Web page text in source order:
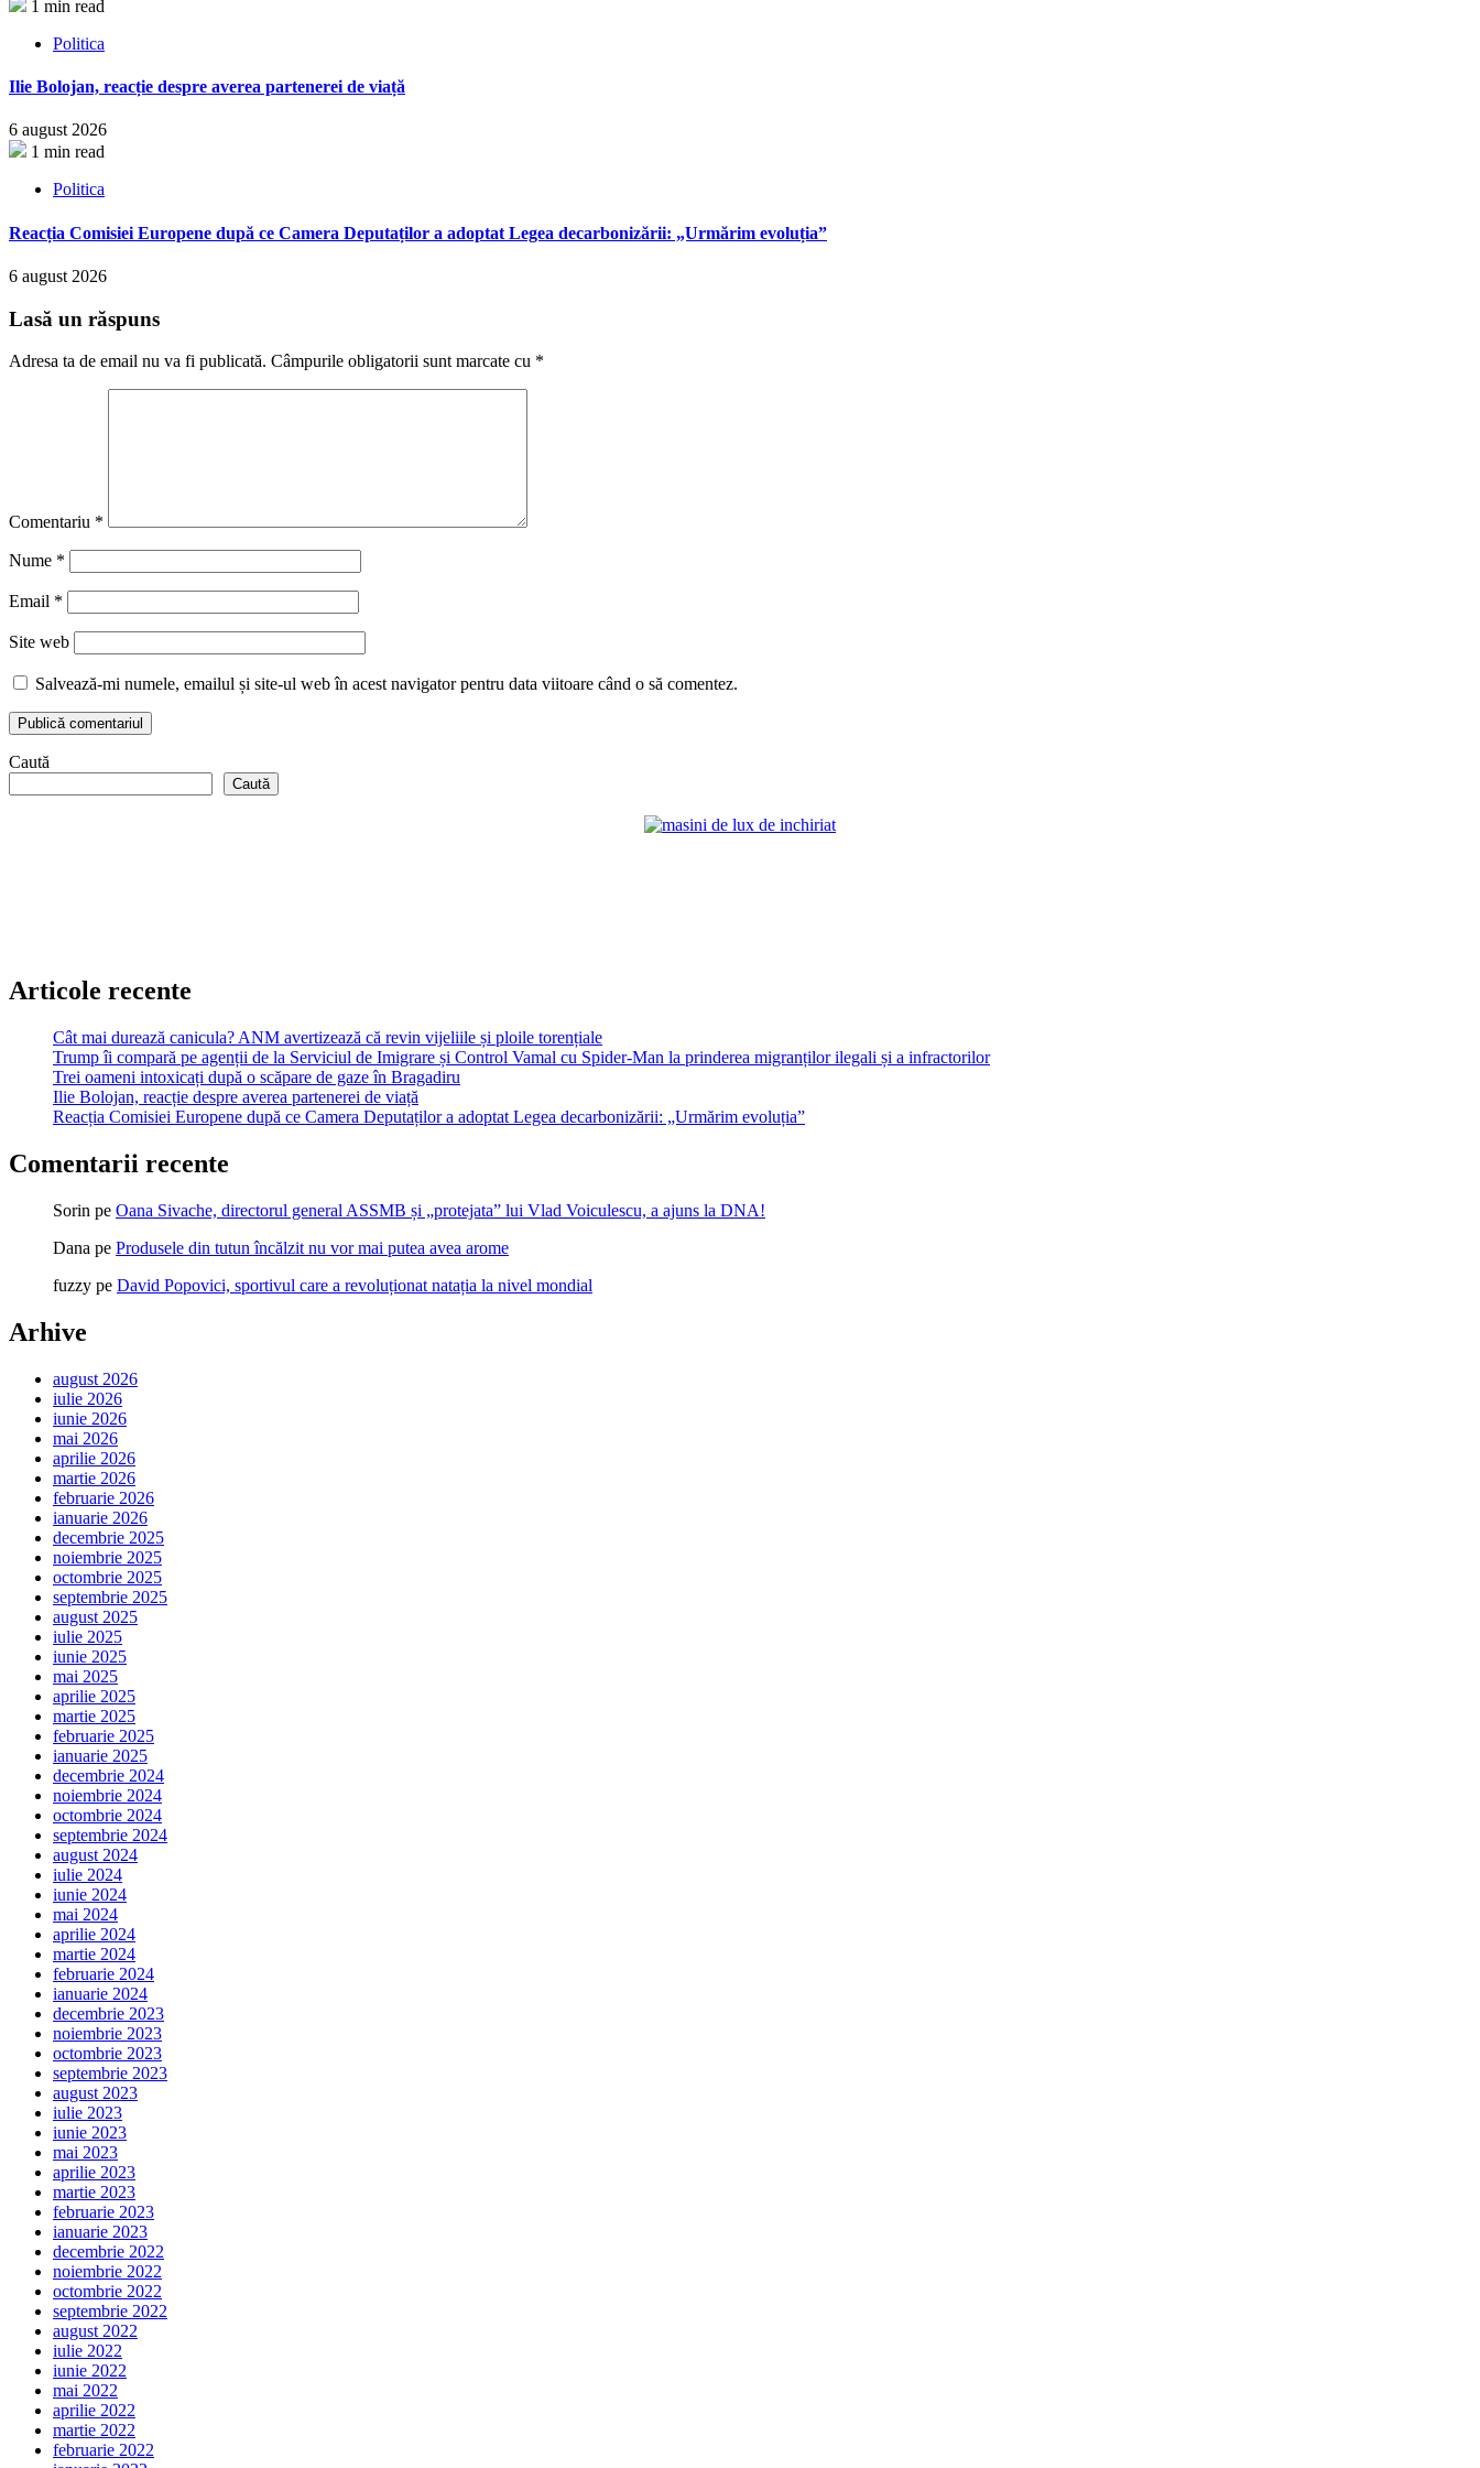
1 min read
Politica
Ilie Bolojan, reacție despre averea partenerei de viață
6 august 2026
1 min read
Politica
Reacția Comisiei Europene după ce Camera Deputaților a adoptat Legea decarbonizării: „Urmărim evoluția”
6 august 2026
Lasă un răspuns
Adresa ta de email nu va fi publicată. Câmpurile obligatorii sunt marcate cu *
Comentariu *
Nume *
Email *
Site web
Salvează-mi numele, emailul și site-ul web în acest navigator pentru data viitoare când o să comentez.
Caută
Caută
Articole recente
Cât mai durează canicula? ANM avertizează că revin vijeliile și ploile torențiale
Trump îi compară pe agenții de la Serviciul de Imigrare și Control Vamal cu Spider-Man la prinderea migranților ilegali și a infractorilor
Trei oameni intoxicați după o scăpare de gaze în Bragadiru
Ilie Bolojan, reacție despre averea partenerei de viață
Reacția Comisiei Europene după ce Camera Deputaților a adoptat Legea decarbonizării: „Urmărim evoluția”
Comentarii recente
Sorin pe Oana Sivache, directorul general ASSMB și „protejata” lui Vlad Voiculescu, a ajuns la DNA!
Dana pe Produsele din tutun încălzit nu vor mai putea avea arome
fuzzy pe David Popovici, sportivul care a revoluționat natația la nivel mondial
Arhive
august 2026
iulie 2026
iunie 2026
mai 2026
aprilie 2026
martie 2026
februarie 2026
ianuarie 2026
decembrie 2025
noiembrie 2025
octombrie 2025
septembrie 2025
august 2025
iulie 2025
iunie 2025
mai 2025
aprilie 2025
martie 2025
februarie 2025
ianuarie 2025
decembrie 2024
noiembrie 2024
octombrie 2024
septembrie 2024
august 2024
iulie 2024
iunie 2024
mai 2024
aprilie 2024
martie 2024
februarie 2024
ianuarie 2024
decembrie 2023
noiembrie 2023
octombrie 2023
septembrie 2023
august 2023
iulie 2023
iunie 2023
mai 2023
aprilie 2023
martie 2023
februarie 2023
ianuarie 2023
decembrie 2022
noiembrie 2022
octombrie 2022
septembrie 2022
august 2022
iulie 2022
iunie 2022
mai 2022
aprilie 2022
martie 2022
februarie 2022